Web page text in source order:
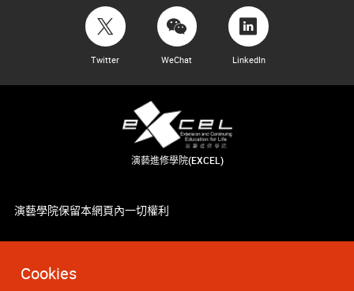
Cookies
Twitter WeChat LinkedIn
演藝進修學院(EXCEL)
演藝學院保留本網頁內一切權利